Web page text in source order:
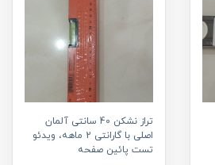
تراز نشکن 40 سانتی آلمان
اصلی با گارانتی 2 ماهه، ویدئو
تست پائین صفحه